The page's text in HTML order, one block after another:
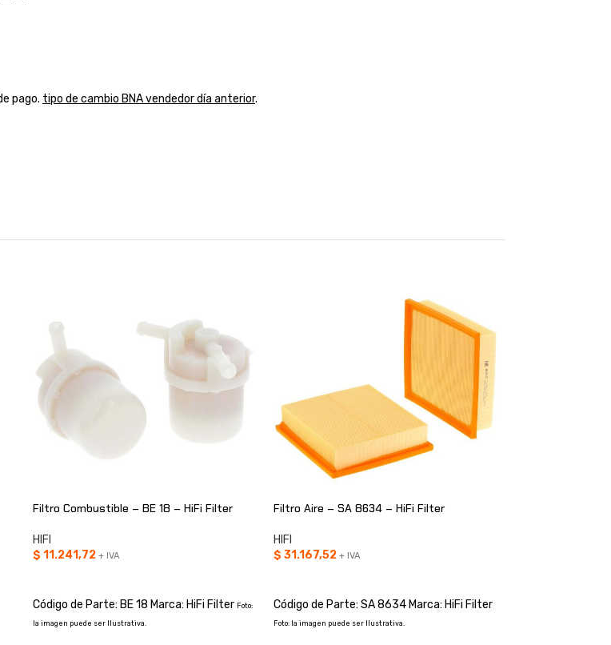
pago. tipo de cambio BNA vendedor día anterior.
Filtro Combustible – BE 18 – HiFi Filter
HIFI
$ 11.241,72 + IVA
Código de Parte: BE 18 Marca: HiFi Filter Foto:
la imagen puede ser Ilustrativa.
Filtro Aire – SA 8634 – HiFi Filter
HIFI
$ 31.167,52 + IVA
Código de Parte: SA 8634 Marca: HiFi Filter
Foto: la imagen puede ser Ilustrativa.